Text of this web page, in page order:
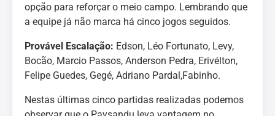
opção para reforçar o meio campo. Lembrando que
a equipe já não marca há cinco jogos seguidos.
Provável Escalação: Edson, Léo Fortunato, Levy,
Bocão, Marcio Passos, Anderson Pedra, Erivélton,
Felipe Guedes, Gegé, Adriano Pardal,Fabinho.
Nestas últimas cinco partidas realizadas podemos